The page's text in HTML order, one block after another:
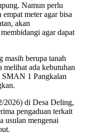
Namun perlu
meter agar bisa
akan
agar dapat
masih berupa tanah
melihat ada kebutuhan
SMAN 1 Pangkalan
2026) di Desa Deling,
pengaduan terkait
usulan mengenai